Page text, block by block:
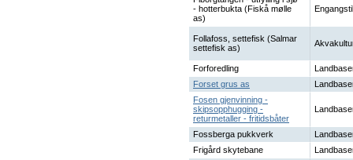
- hotterbukta (Fiskå mølle
as)
Follafoss, settefisk (Salmar
settefisk as)
Forforedling
Forset grus as
Fosen gjenvinning -
skipsopphugging -
returmetaller - fritidsbåter
Fossberga pukkverk
Frigård skytebane